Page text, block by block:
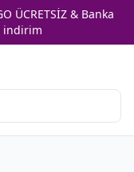
ÜCRETSİZ & Banka
indirim